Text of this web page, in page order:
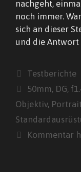
nachgeht,
noch immer.
sich an dieser
und die Antwort
Kategorien
Testberichte
Schlagwörter
50mm, DG,
Objektiv, Portrait
Kommentar